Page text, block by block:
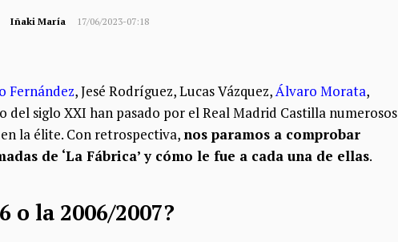
Iñaki María 17/06/2023-07:18
Fernández, Jesé Rodríguez, Lucas Vázquez,Álvaro Morata,
siglo XXI han pasado por el Real Madrid Castilla numerosos
la élite. Con retrospectiva, nos paramos a comprobar
de ‘La Fábrica’ y cómo le fue a cada una de ellas.
o la 2006/2007?